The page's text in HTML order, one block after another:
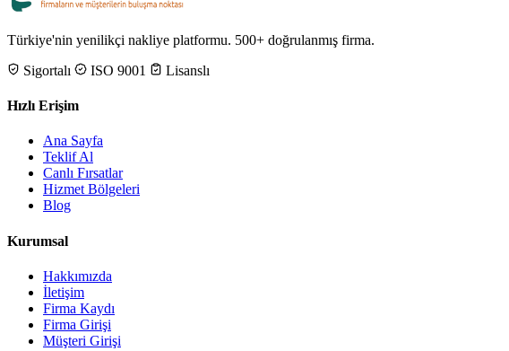
Türkiye'nin yenilikçi nakliye platformu. 500+ doğrulanmış firma.
Sigortalı
ISO 9001 Lisanslı
Hızlı Erişim
Ana Sayfa
Teklif Al
Canlı Fırsatlar
Hizmet Bölgeleri
Blog
Kurumsal
Hakkımızda
İletişim
Firma Kaydı
Firma Girişi
Müşteri Girişi